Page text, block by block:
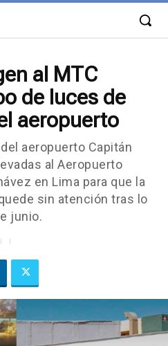
al MTC
de luces de
aeropuerto
aeropuerto Capitán
al Aeropuerto
en Lima para que la
sin atención tras lo
junio.